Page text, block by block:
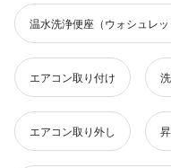
温水洗浄便座（ウォシュレ
エアコン取り付け
エアコン取り外し